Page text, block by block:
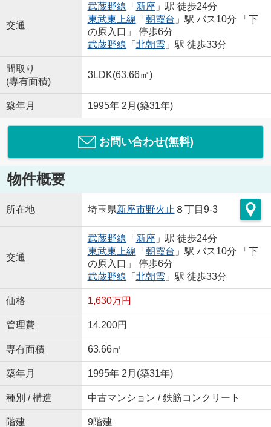
交通
武蔵野線 「 新座 」駅 徒歩24分
東武東上線 「 朝霞台 」駅 バス10分 「下
の原入口」 停歩6分
武蔵野線 「 北朝霞 」駅 徒歩33分
間取り
(専有面積)
3LDK(63.66㎡)
築年月 1995年 2月(築31年)
お問い合わせ(無料)
物件概要
所在地 埼玉県新座市野火止 ８丁目9-3
交通
武蔵野線 「 新座 」駅 徒歩24分
東武東上線 「 朝霞台 」駅 バス10分 「下
の原入口」 停歩6分
武蔵野線 「 北朝霞 」駅 徒歩33分
価格 1,630万円
管理費 14,200円
専有面積 63.66㎡
築年月 1995年 2月(築31年)
種別 / 構造 中古マンション / 鉄筋コンクリート
階建 9階建